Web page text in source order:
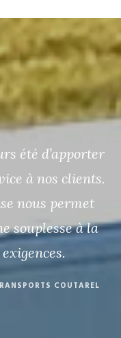
été d’apporter
à nos clients.
nous permet
souplesse à la
COUTAREL